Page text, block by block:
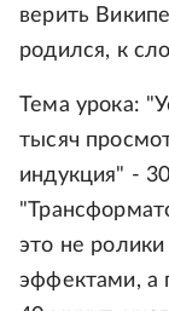
верить
родился, к
Тема урока:
тысяч
индукция" -
это не
эффектами, а